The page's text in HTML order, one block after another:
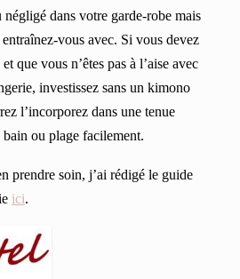
dans votre garde-robe mais
vous avec. Si vous devez
que vous n’êtes pas à l’aise avec
investissez sans un kimono
l’incorporez dans une tenue
ou plage facilement.
prendre soin, j’ai rédigé le guide
ici.